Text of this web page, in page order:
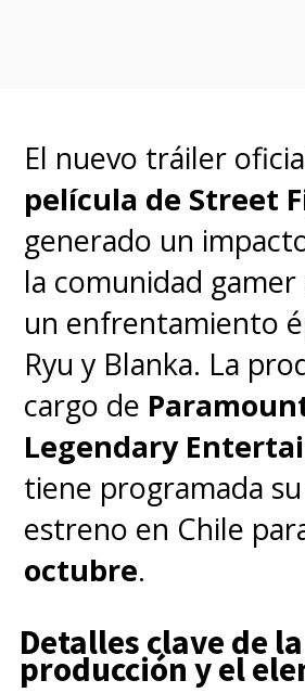
nuevamente como
Weathers"en su
con el personaje.
Jasmin Savoy
Goodingtambién
una matanza que
nuevos rostros a
Mulroney, Samara
Liana Liberato.
"Scream 6" ya
rodaje y llegará el
marzo de 2023 a los
El nuevo tráiler
película de Street
generado un
la comunidad
un enfrentamiento
Ryu y Blanka. La
cargo de
Legendary
tiene programada
estreno en Chile
octubre.
Detalles clave de la
producción y el